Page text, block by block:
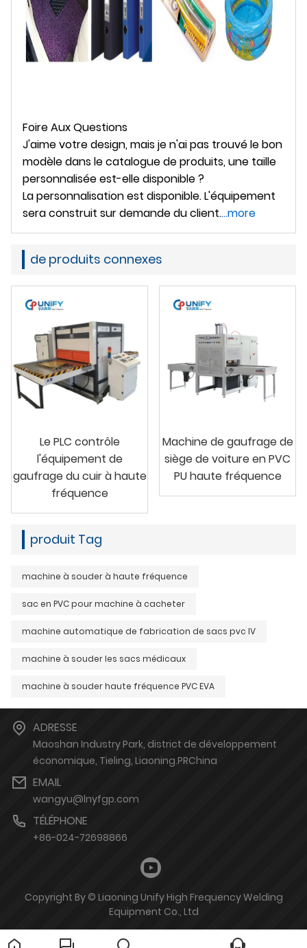
Foire Aux Questions
J'aime votre design, mais je n'ai pas trouvé le bon
modèle dans le catalogue de produits, une taille
personnalisée est-elle disponible ?
La personnalisation est disponible. L'équipement
sera construit sur demande du client....more
de produits connexes
Le PLC contrôle
l'équipement de
gaufrage du cuir à haute
fréquence
Machine de gaufrage de
siège de voiture en PVC
PU haute fréquence
produit Tag
machine à souder à haute fréquence
sac en PVC pour machine à cacheter
machine automatique de fabrication de sacs pvc IV
machine à souder les sacs médicaux
machine à souder haute fréquence PVC EVA
ADRESSE
Maoshan Industry Park, district de développement
économique, Tieling, Liaoning.PRChina
EMAIL
wangyu@lnyfgp.com
TÉLÉPHONE
+86-024-72698866
Copyright By © Liaoning Unify High Frequency Welding
Equipment Co., Ltd